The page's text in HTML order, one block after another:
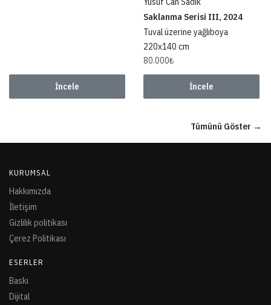
İncele
Saklanma Serisi III, 2024
Tuval üzerine yağlıboya
220x140 cm
80.000₺
İncele
Tümünü Göster →
KURUMSAL
Hakkımızda
İletişim
Gizlilik politikası
Çerez Politikası
ESERLER
Baskı
Dijital